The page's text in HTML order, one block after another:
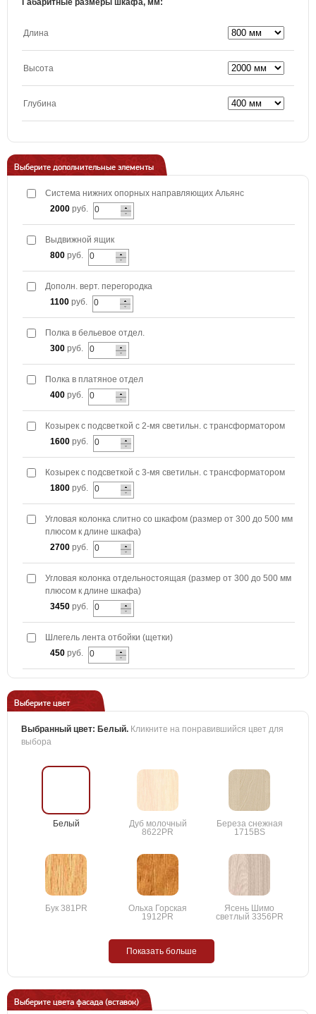
Габаритные размеры шкафа, мм:
Длина
Высота
Глубина
Выберите дополнительные элементы
Система нижних опорных направляющих Альянс
2000 руб.
Выдвижной ящик
800 руб.
Дополн. верт. перегородка
1100 руб.
Полка в бельевое отдел.
300 руб.
Полка в платяное отдел
400 руб.
Козырек с подсветкой с 2-мя светильн. с трансформатором
1600 руб.
Козырек с подсветкой с 3-мя светильн. с трансформатором
1800 руб.
Угловая колонка слитно со шкафом (размер от 300 до 500 мм
плюсом к длине шкафа)
2700 руб.
Угловая колонка отдельностоящая (размер от 300 до 500 мм
плюсом к длине шкафа)
3450 руб.
Шлегель лента отбойки (щетки)
450 руб.
Выберите цвет
Выбранный цвет: Белый. Кликните на понравившийся цвет для
выбора
Белый
Дуб молочный
8622PR
Береза снежная
1715BS
Бук 381PR
Ольха Горская
1912PR
Ясень Шимо
светлый 3356PR
Показать больше
Выберите цвета фасада (вставок)